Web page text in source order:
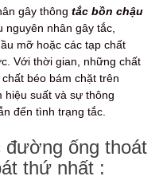
gây thông tắc bồn chậu
nguyên nhân gây tắc,
mỡ hoặc các tạp chất
Với thời gian, những chất
béo bám chặt trên
hiệu suất và sự thông
đến tình trạng tắc.
đường ống thoát
thứ nhất :